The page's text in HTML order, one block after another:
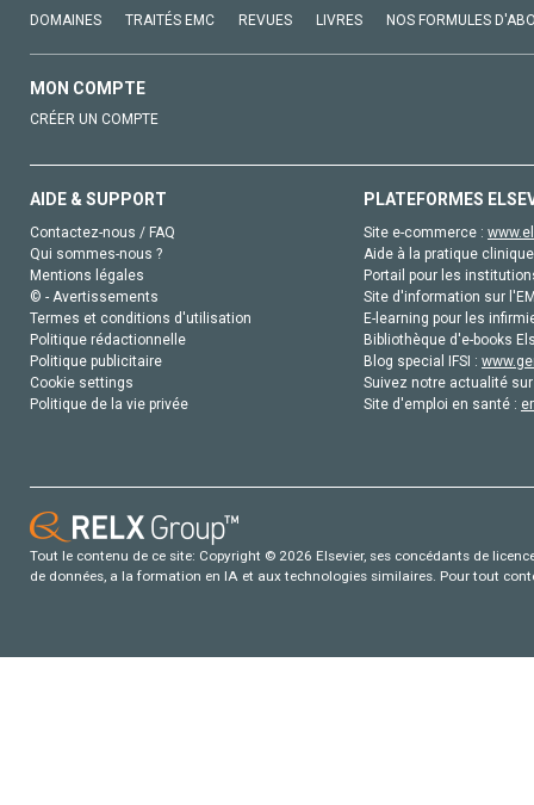
DOMAINES TRAITÉS EMC REVUES LIVRES NOS FORMULES
MON COMPTE
CRÉER UN COMPTE
AIDE & SUPPORT
Contactez-nous / FAQ
Qui sommes-nous ?
Mentions légales
© - Avertissements
Termes et conditions d'utilisation
Politique rédactionnelle
Politique publicitaire
Cookie settings
Politique de la vie privée
PLATEFORMES
Site e-commerce :
Aide à la pratique
Portail pour les
Site d'information sur
E-learning pour les
Bibliothèque d'e-books
Blog special IFSI :
Suivez notre actualité
Site d'emploi en santé :
Tout le contenu de ce site: Copyright © 2026 Elsevier, ses concédants de
de données, a la formation en IA et aux technologies similaires. Pour tout